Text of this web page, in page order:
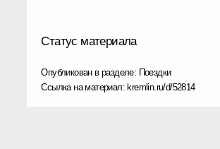
Статус материала
Опубликован в разделе: Поездки
Ссылка на материал: kremlin.ru/d/52814